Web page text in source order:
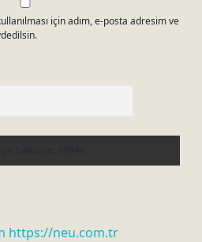
için adım, e-posta adresim ve
https://neu.com.tr